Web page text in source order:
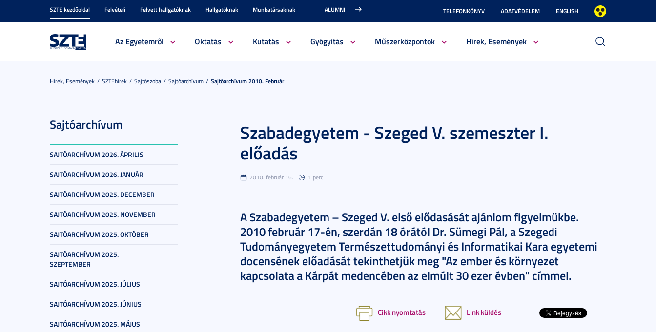
SZTE kezdőoldal Felvételi Felvett hallgatóknak Hallgatóknak Munkatársaknak ALUMNI TELEFONKÖNYV ADATVÉDELEM ENGLISH
Az Egyetemről Oktatás Kutatás Gyógyítás Műszerközpontok Hírek, Események
Hírek, Események SZTEhírek Sajtószoba Sajtóarchívum Sajtóarchívum 2010. Február
Sajtóarchívum
SAJTÓARCHÍVUM 2026. ÁPRILIS
SAJTÓARCHÍVUM 2026. JANUÁR
SAJTÓARCHÍVUM 2025. DECEMBER
SAJTÓARCHÍVUM 2025. NOVEMBER
SAJTÓARCHÍVUM 2025. OKTÓBER
SAJTÓARCHÍVUM 2025.
SZEPTEMBER
SAJTÓARCHÍVUM 2025. JÚLIUS
SAJTÓARCHÍVUM 2025. JÚNIUS
SAJTÓARCHÍVUM 2025. MÁJUS
Szabadegyetem - Szeged V. szemeszter I.
előadás
2010. február 16. 1 perc
A Szabadegyetem – Szeged V. első elődasását ajánlom figyelmükbe.
2010 február 17-én, szerdán 18 órától Dr. Sümegi Pál, a Szegedi
Tudományegyetem Természettudományi és Informatikai Kara egyetemi
docensének előadását tekinthetjük meg "Az ember és környezet
kapcsolata a Kárpát medencében az elmúlt 30 ezer évben" címmel.
Cikk nyomtatás Link küldés